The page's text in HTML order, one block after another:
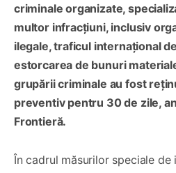
criminale organizate,
multor infracțiuni, inclusiv
ilegale, traficul internațional
estorcarea de bunuri
grupării criminale au fost
preventiv pentru 30 de zile,
Frontieră.
În cadrul măsurilor speciale de